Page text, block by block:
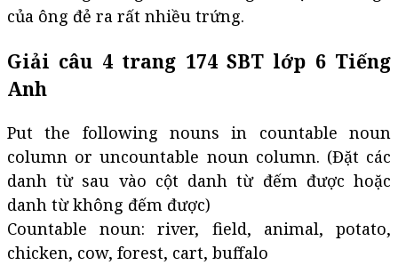
của ông đẻ ra rất nhiều trứng.
Giải câu 4 trang 174 SBT lớp 6 Tiếng
Anh
Put the following nouns in countable noun
column or uncountable noun column. (Đặt các
danh từ sau vào cột danh từ đếm được hoặc
danh từ không đếm được)
Countable noun: river, field, animal, potato,
chicken, cow, forest, cart, buffalo